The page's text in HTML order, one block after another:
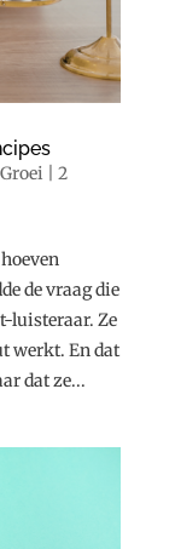
2
de vraag die
luisteraar. Ze
werkt. En dat
dat ze...